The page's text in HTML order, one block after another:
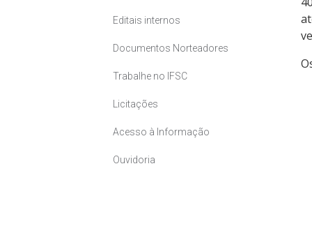
Editais internos
Documentos Norteadores
Trabalhe no IFSC
Licitações
Acesso à Informação
Ouvidoria